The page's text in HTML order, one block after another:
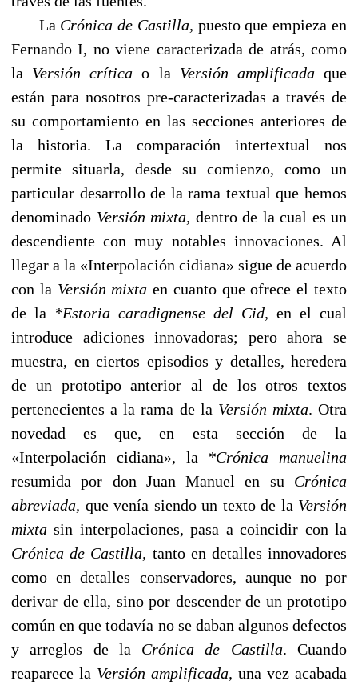
La Crónica de Castilla, puesto que empieza en
Fernando I, no viene caracterizada de atrás, como
la Versión críticao la Versión amplificadaque
están para nosotros pre-caracterizadas a través de
su comportamiento en las secciones anteriores de
la historia. La comparación intertextual nos
permite situarla, desde su comienzo, como un
particular desarrollo de la rama textual que hemos
denominado Versión mixta, dentro de la cual es un
descendiente con muy notables innovaciones. Al
llegar a la «Interpolación cidiana» sigue de acuerdo
con la Versión mixta en cuanto que ofrece el texto
de la *Estoria caradignense del Cid, en el cual
introduce adiciones innovadoras; pero ahora se
muestra, en ciertos episodios y detalles, heredera
de un prototipo anterior al de los otros textos
pertenecientes a la rama de la Versión mixta. Otra
novedad es que, en esta sección de la
«Interpolación cidiana», la *Crónica manuelina
resumida por don Juan Manuel en su Crónica
abreviada, que venía siendo un texto de la Versión
mixtasin interpolaciones, pasa a coincidir con la
Crónica de Castilla, tanto en detalles innovadores
como en detalles conservadores, aunque no por
derivar de ella, sino por descender de un prototipo
común en que todavía no se daban algunos defectos
y arreglos de la Crónica de Castilla. Cuando
reaparece la Versión amplificada, una vez acabada